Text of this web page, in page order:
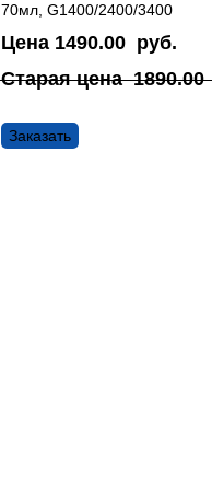
70мл, G1400/2400/3400
Цена 1490.00 руб.
Старая цена 1890.00
Заказать